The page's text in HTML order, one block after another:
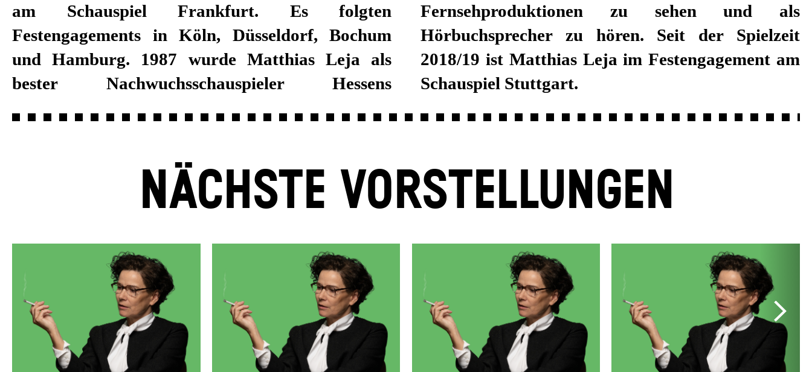
am Schauspiel Frankfurt. Es folgten
Festengagements in Köln, Düsseldorf, Bochum
und Hamburg. 1987 wurde Matthias Leja als
bester Nachwuchsschauspieler Hessens
Fernsehproduktionen zu sehen und als
Hörbuchsprecher zu hören. Seit der Spielzeit
2018/19 ist Matthias Leja im Festengagement am
Schauspiel Stuttgart.
NÄCHSTE VORSTELLUNGEN